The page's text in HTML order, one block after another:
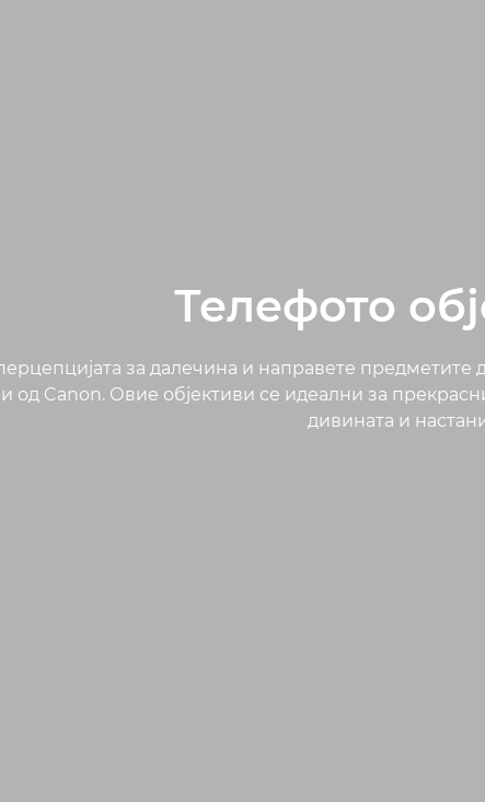
Телефото
за далечина и направете предметите
од Canon. Овие објективи се идеални за
дивината и